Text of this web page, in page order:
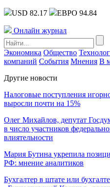
USD 82.17 ЕВРО 94.84
Онлайн журнал
Экономика Общество
компаний События Мнения В
Другие новости
Налоговые поступления
выросли почти на 15%
Олег Михайлов, депутат
в число участников
влиятельности
Мария Бутина укрепила
РФ: мнение аналитиков
Бухгалтер в штате или